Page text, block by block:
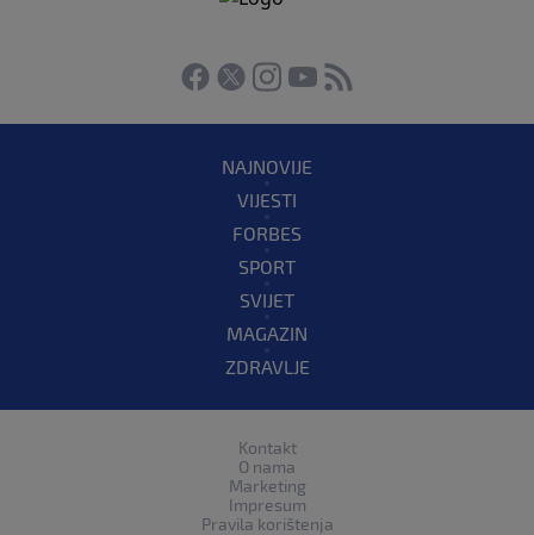
NAJNOVIJE
VIJESTI
FORBES
SPORT
SVIJET
MAGAZIN
ZDRAVLJE
Kontakt
O nama
Marketing
Impresum
Pravila korištenja